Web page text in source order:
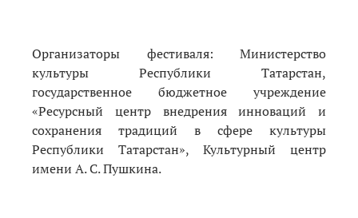
Организаторы фестиваля: Министерство
культуры Республики Татарстан,
государственное бюджетное учреждение
«Ресурсный центр внедрения инноваций и
сохранения традиций в сфере культуры
Республики Татарстан», Культурный центр
имени А. С. Пушкина.